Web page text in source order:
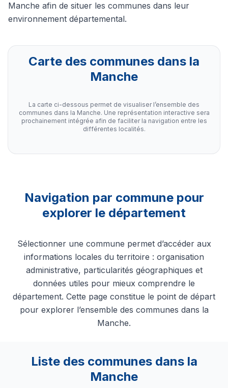
Manche afin de situer les communes dans leur
environnement départemental.
Carte des communes dans la
Manche
La carte ci-dessous permet de visualiser l’ensemble des
communes dans la Manche. Une représentation interactive sera
prochainement intégrée afin de faciliter la navigation entre les
différentes localités.
Navigation par commune pour
explorer le département
Sélectionner une commune permet d’accéder aux
informations locales du territoire : organisation
administrative, particularités géographiques et
données utiles pour mieux comprendre le
département. Cette page constitue le point de départ
pour explorer l’ensemble des communes dans la
Manche.
Liste des communes dans la
Manche